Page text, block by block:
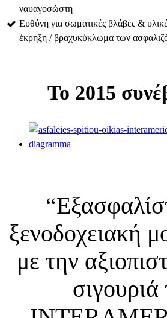
ναυαγοσώστη
Ευθύνη για σωματικές βλάβες &
έκρηξη / βραχυκύκλωμα των
Το 2015
ξενοδοχειακή
με την
σιγουριά